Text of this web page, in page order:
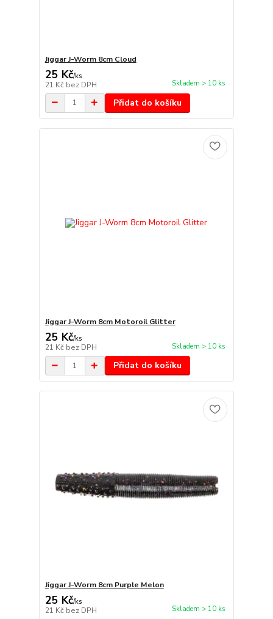
Jiggar J-Worm 8cm Cloud
25 Kč/ks
21 Kč bez DPH Skladem > 10 ks
Přidat do košíku
Jiggar J-Worm 8cm Motoroil Glitter
25 Kč/ks
21 Kč bez DPH Skladem > 10 ks
Přidat do košíku
Jiggar J-Worm 8cm Purple Melon
25 Kč/ks
21 Kč bez DPH Skladem > 10 ks